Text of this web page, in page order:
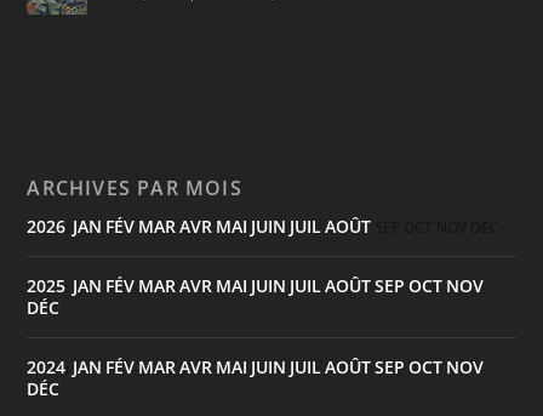
ARCHIVES PAR MOIS
2026 JAN FÉV MAR AVR MAI JUIN JUIL AOÛT
2025 JAN FÉV MAR AVR MAI JUIN JUIL AOÛTSEP OCT NOV
DÉC
2024 JAN FÉV MAR AVR MAI JUIN JUIL AOÛTSEP OCT NOV
DÉC